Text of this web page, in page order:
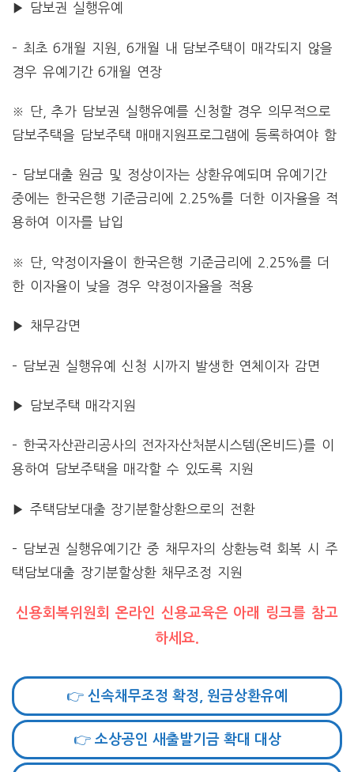
▶ 담보권 실행유예
– 최초 6개월 지원, 6개월 내 담보주택이 매각되지 않을
경우 유예기간 6개월 연장
※ 단, 추가 담보권 실행유예를 신청할 경우 의무적으로
담보주택을 담보주택 매매지원프로그램에 등록하여야 함
– 담보대출 원금 및 정상이자는 상환유예되며 유예기간
중에는 한국은행 기준금리에 2.25%를 더한 이자율을 적
용하여 이자를 납입
※ 단, 약정이자율이 한국은행 기준금리에 2.25%를 더
한 이자율이 낮을 경우 약정이자율을 적용
▶ 채무감면
– 담보권 실행유예 신청 시까지 발생한 연체이자 감면
▶ 담보주택 매각지원
– 한국자산관리공사의 전자자산처분시스템(온비드)를 이
용하여 담보주택을 매각할 수 있도록 지원
▶ 주택담보대출 장기분할상환으로의 전환
– 담보권 실행유예기간 중 채무자의 상환능력 회복 시 주
택담보대출 장기분할상환 채무조정 지원
신용회복위원회 온라인 신용교육은 아래 링크를 참고
하세요.
👉 신속채무조정 확정, 원금상환유예
👉 소상공인 새출발기금 확대 대상